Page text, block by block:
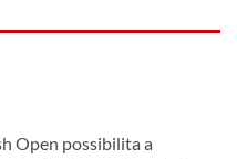
Open possibilita a